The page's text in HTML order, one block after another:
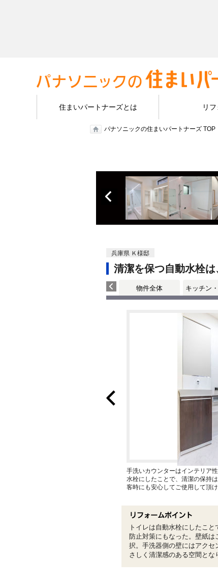
住まいパートナーズとは リ
パナソニックの住まいパートナーズ TOP
兵庫県 Ｋ様邸
清潔を保つ自動水栓は
物件全体 キッチン
手洗いカウンターはインテリア
水栓にしたことで、清潔の保持
客時にも安心してご使用して頂け
トイレは自動水栓にしたこ
防止対策にもなった。壁紙は
択。手洗器側の壁にはアク
さしく清潔感のある空間とな